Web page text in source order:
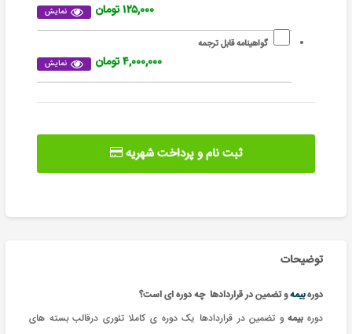
نمایش ۱۲۵,۰۰۰ تومان
گواهینامه قابل ترجمه
نمایش ۴,۰۰۰,۰۰۰ تومان
ثبت نام و پرداخت شهریه
توضیحات
دورهبیمهو تضمین در قراردادها چه دوره ای است؟
دورهبیمهو تضمین در قراردادها یک دوره ی کاملا تئوری درقالب بسته های